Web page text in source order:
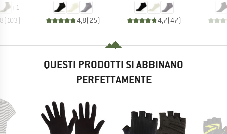
+1
( 103) 4,8(25) 4,7(47)
QUESTI PRODOTTI SI ABBINANO
PERFETTAMENTE